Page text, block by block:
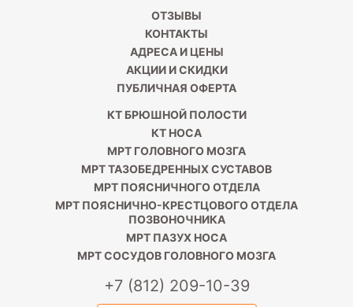
ОТЗЫВЫ
КОНТАКТЫ
АДРЕСА И ЦЕНЫ
АКЦИИ И СКИДКИ
ПУБЛИЧНАЯ ОФЕРТА
КТ БРЮШНОЙ ПОЛОСТИ
КТ НОСА
МРТ ГОЛОВНОГО МОЗГА
МРТ ТАЗОБЕДРЕННЫХ СУСТАВОВ
МРТ ПОЯСНИЧНОГО ОТДЕЛА
МРТ ПОЯСНИЧНО-КРЕСТЦОВОГО ОТДЕЛА
ПОЗВОНОЧНИКА
МРТ ПАЗУХ НОСА
МРТ СОСУДОВ ГОЛОВНОГО МОЗГА
+7 (812) 209-10-39